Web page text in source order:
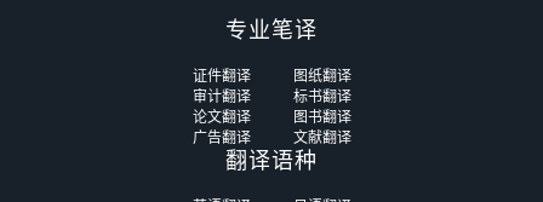
专业笔译
证件翻译
图纸翻译
审计翻译
标书翻译
论文翻译
图书翻译
广告翻译
文献翻译
翻译语种